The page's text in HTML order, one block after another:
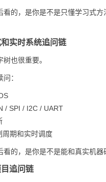
看的，是你是不是只懂学习式
实时系统追问链
也很重要。
：
/ SPI / I2C / UART
周期和实时调度
看的，是你是不是能和真实机器
追问链